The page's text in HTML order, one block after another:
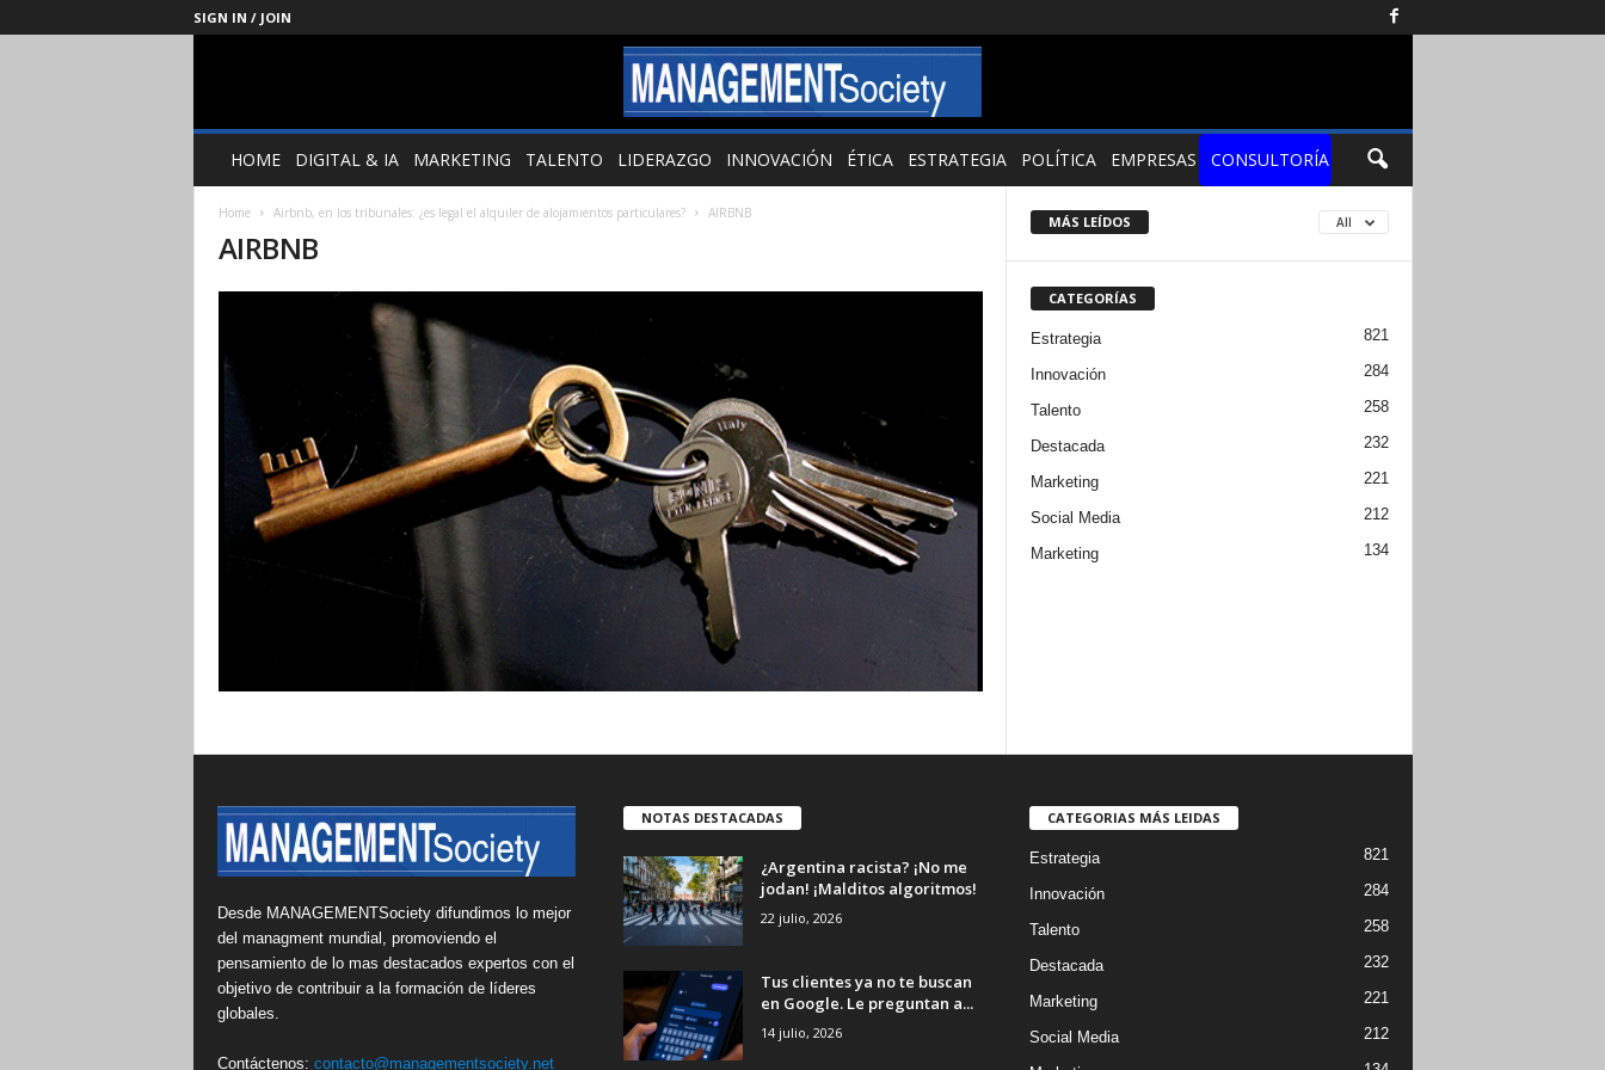
SIGN IN / JOIN
Management
SocietyHOME DIGITAL & IA MARKETING TALENTO LIDERAZGO INNOVACIÓN ÉTICA ESTRATEGIA POLÍTICA EMPRESAS CONSULTORÍA
Home Airbnb, en los tribunales: ¿es legal el alquiler de alojamientos particulares? AIRBNB
AIRBNB
MÁS LEÍDOS All
CATEGORÍAS
Estrategia 821
Innovación 284
Talento 258
Destacada 232
Marketing 221
Social Media 212
Marketing 134
Desde MANAGEMENTSociety difundimos lo mejor
del managment mundial, promoviendo el
pensamiento de lo mas destacados expertos con el
objetivo de contribuir a la formación de líderes
globales.
Contáctenos: contacto@managementsociety.net
NOTAS DESTACADAS
¿Argentina racista? ¡No me
jodan! ¡Malditos algoritmos!
22 julio, 2026
Tus clientes ya no te buscan
en Google. Le preguntan a...
14 julio, 2026
CATEGORIAS MÁS LEIDAS
Estrategia 821
Innovación 284
Talento 258
Destacada 232
Marketing 221
Social Media 212